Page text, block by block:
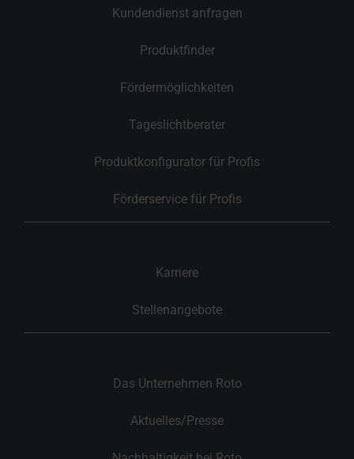
Kundendienst anfragen
Produktfinder
Fördermöglichkeiten
Tageslichtberater
Produktkonfigurator für Profis
Förderservice für Profis
Karriere
Stellenangebote
Das Unternehmen Roto
Aktuelles/Presse